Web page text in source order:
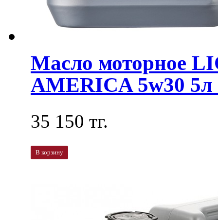
Масло моторное
AMERICA 5w30 5л
35 150 тг.
В корзину